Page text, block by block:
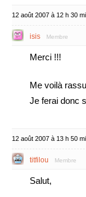
12 août 2007 à 12 h 30
isis Membre
Merci !!!
Me voilà
Je ferai donc
12 août 2007 à 13 h 50
titfilou Membre
Salut,